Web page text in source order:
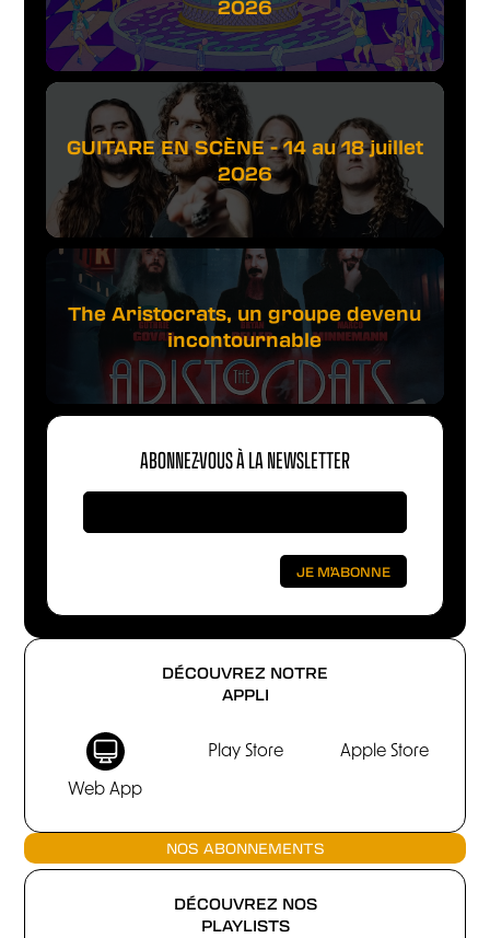
DÉCOUVREZ NOTRE
APPLI
Web App
Play Store Apple Store
NOS ABONNEMENTS
DÉCOUVREZ NOS
PLAYLISTS
2026
GUITARE EN SCÈNE - 14 au 18 juillet
2026
The Aristocrats, un groupe devenu
incontournable
ABONNEZ-VOUS À LA NEWSLETTER